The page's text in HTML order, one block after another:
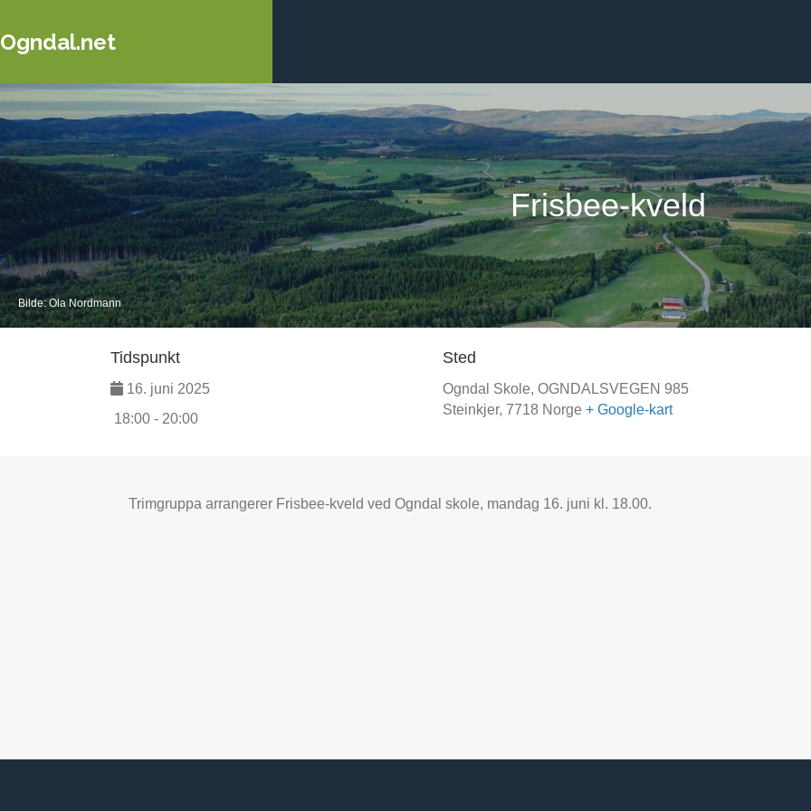
Ogndal.net
Frisbee-kveld
Bilde: Ola Nordmann
Tidspunkt
16. juni 2025
18:00 - 20:00
Sted
Ogndal Skole, OGNDALSVEGEN 985
Steinkjer, 7718 Norge + Google-kart
Trimgruppa arrangerer Frisbee-kveld ved Ogndal skole, mandag 16. juni kl. 18.00.